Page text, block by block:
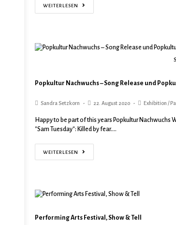
WEITERLESEN
Popkultur Nachwuchs – Song Release und
Sandra Setzkorn 22. August 2020 Exhibition /
Happy to be part of this years Popkultur Nachwuchs
"Sam Tuesday": Killed by fear.…
WEITERLESEN
Performing Arts Festival, Show & Tell